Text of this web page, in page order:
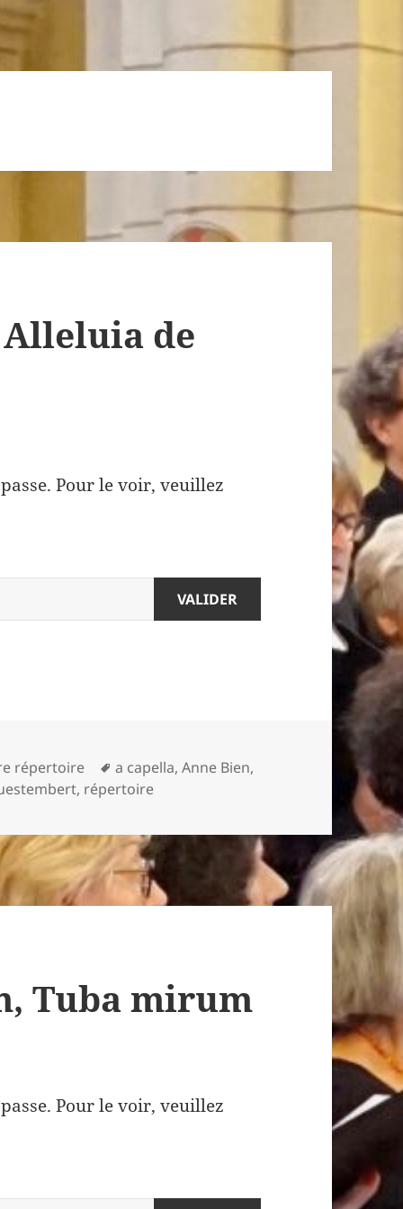
de
Pour le voir, veuillez
répertoire
Mots-
clés
a capella,Anne Bien,
, répertoire
Tuba mirum
Pour le voir, veuillez